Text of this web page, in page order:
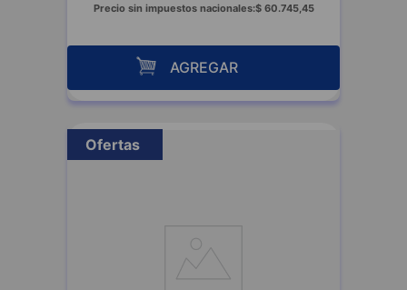
Precio sin impuestos nacionales:$ 60.745,45
AGREGAR
Ofertas